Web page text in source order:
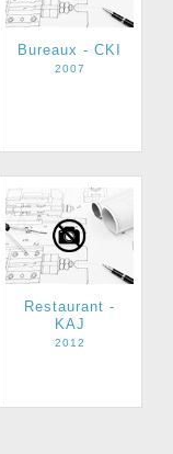
Bureaux - CKI
2007
Restaurant -
KAJ
2012